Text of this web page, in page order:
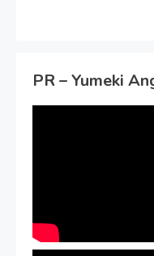
PR – Yumeki